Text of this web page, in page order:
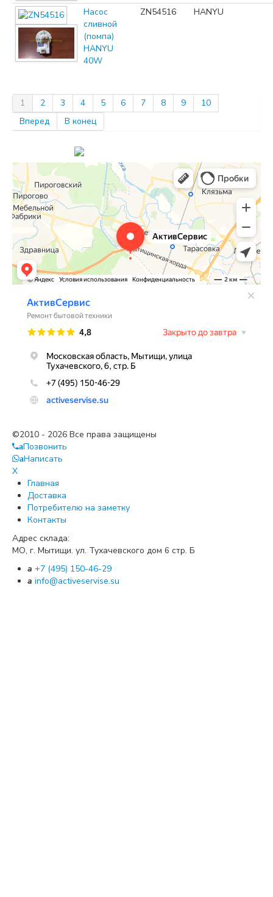
Насос
сливной
(помпа)
HANYU
40W
ZN54516 HANYU
1 2 3 4 5 6 7 8 9
10
Вперед
В конец
©2010 - 2026 Все права защищены
aПозвонить
aНаписать
X
Главная
Доставка
Потребителю на заметку
Контакты
Адрес склада:
МО, г. Мытищи. ул. Тухачевского дом 6 стр. Б
a +7 (495) 150-46-29
a info@activeservise.su